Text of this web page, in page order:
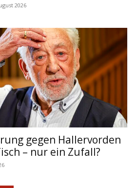
2026
gegen Hallervorden
– nur ein Zufall?